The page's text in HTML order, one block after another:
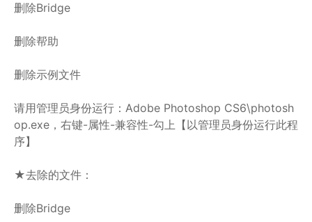
删除Bridge
删除帮助
删除示例文件
请用管理员身份运行：Adobe Photoshop CS6\photosh
op.exe，右键-属性-兼容性-勾上【以管理员身份运行此程
序】
★去除的文件：
删除Bridge